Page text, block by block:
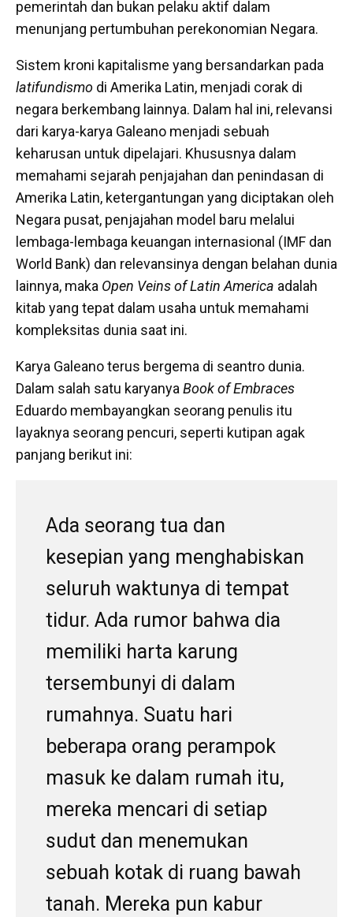
pemerintah dan bukan pelaku aktif dalam
menunjang pertumbuhan perekonomian Negara.
Sistem kroni kapitalisme yang bersandarkan pada
latifundismo di Amerika Latin, menjadi corak di
negara berkembang lainnya. Dalam hal ini, relevansi
dari karya-karya Galeano menjadi sebuah
keharusan untuk dipelajari. Khususnya dalam
memahami sejarah penjajahan dan penindasan di
Amerika Latin, ketergantungan yang diciptakan oleh
Negara pusat, penjajahan model baru melalui
lembaga-lembaga keuangan internasional (IMF dan
World Bank) dan relevansinya dengan belahan dunia
lainnya, maka Open Veins of Latin America adalah
kitab yang tepat dalam usaha untuk memahami
kompleksitas dunia saat ini.
Karya Galeano terus bergema di seantro dunia.
Dalam salah satu karyanya Book of Embraces
Eduardo membayangkan seorang penulis itu
layaknya seorang pencuri, seperti kutipan agak
panjang berikut ini:
Ada seorang tua dan
kesepian yang menghabiskan
seluruh waktunya di tempat
tidur. Ada rumor bahwa dia
memiliki harta karung
tersembunyi di dalam
rumahnya. Suatu hari
beberapa orang perampok
masuk ke dalam rumah itu,
mereka mencari di setiap
sudut dan menemukan
sebuah kotak di ruang bawah
tanah. Mereka pun kabur